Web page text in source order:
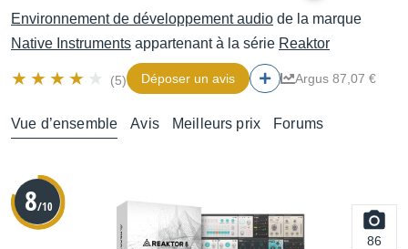
Environnement de développement audio de la marque
Native Instruments appartenant à la série Reaktor
(5) Déposer un avis Argus 87,07 €
Vue d’ensemble Avis Meilleurs prix Forums
8/10
86